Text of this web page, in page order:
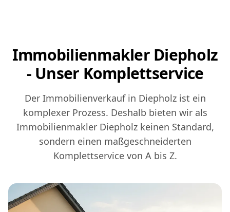
Immobilienmakler Diepholz
- Unser Komplettservice
Der Immobilienverkauf in Diepholz ist ein
komplexer Prozess. Deshalb bieten wir als
Immobilienmakler Diepholz keinen Standard,
sondern einen maßgeschneiderten
Komplettservice von A bis Z.